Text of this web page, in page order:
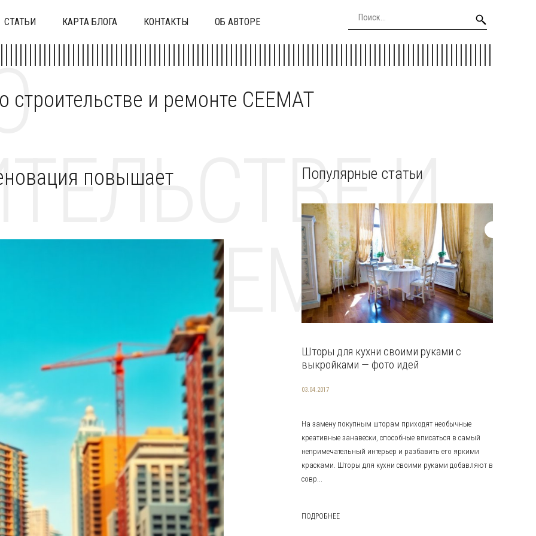
СТАТЬИ КАРТА БЛОГА КОНТАКТЫ ОБ АВТОРЕ
строительстве и ремонте CEEMAT
И
CEEMAT
повышает Популярные статьи
Шторы для кухни своими руками с
выкройками — фото идей
03.04.2017
На замену покупным шторам приходят необычные
креативные занавески, способные вписаться в самый
непримечательный интерьер и разбавить его яркими
красками. Шторы для кухни своими руками добавляют в
совр...
ПОДРОБНЕЕ